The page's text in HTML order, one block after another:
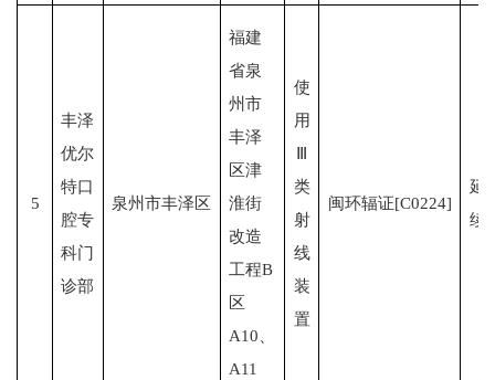
5
丰泽
优尔
特口
腔专
科门
诊部
泉州市丰泽区
福建
省泉
州市
丰泽
区津
淮街
改造
工程B
区
A10、
A11
使
用
Ⅲ
类
射
线
装
置
闽环辐证[C0224]
延
续